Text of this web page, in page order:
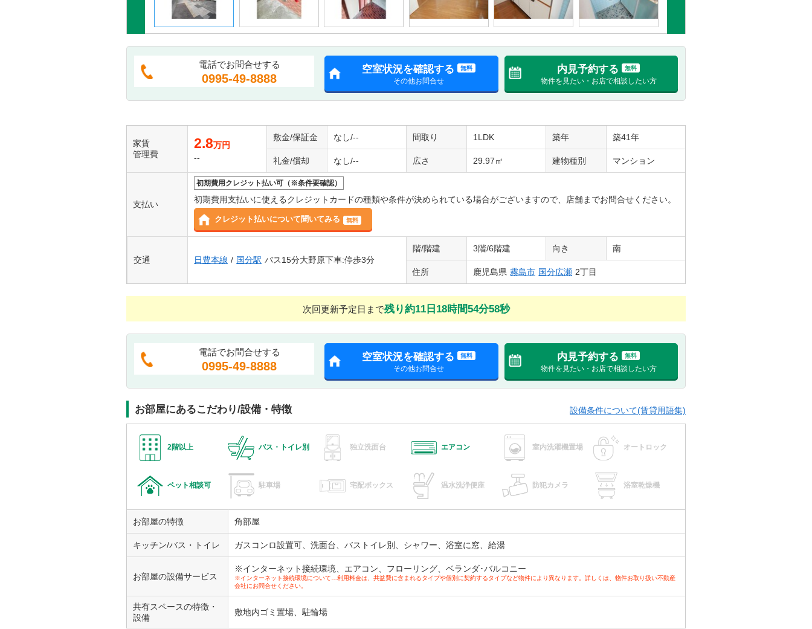
電話でお問合せする
0995-49-8888
空室状況を確認する 無料
その他お問合せ
内見予約する 無料
物件を見たい・お店で相談したい方
家賃
管理費
2.8万円
--
敷金/保証金 なし/-- 間取り 1LDK 築年 築41年
礼金/償却 なし/-- 広さ 29.97㎡ 建物種別 マンション
支払い
初期費用クレジット払い可（※条件要確認）
初期費用支払いに使えるクレジットカードの種類や条件が決められている場合がございますので、店舗までお問合せください。
クレジット払いについて聞いてみる 無料
交通 日豊本線 / 国分駅 バス15分大野原下車:停歩3分
階/階建 3階/6階建 向き 南
住所 鹿児島県 霧島市 国分広瀬 2丁目
次回更新予定日まで残り約11日18時間54分57秒
電話でお問合せする
0995-49-8888
空室状況を確認する 無料
その他お問合せ
内見予約する 無料
物件を見たい・お店で相談したい方
お部屋にあるこだわり/設備・特徴 設備条件について(賃貸用語集)
2階以上 バス・トイレ別 独立洗面台 エアコン 室内洗濯機置場 オートロック
ペット相談可 駐車場 宅配ボックス 温水洗浄便座 防犯カメラ 浴室乾燥機
お部屋の特徴 角部屋
キッチン/バス・トイレ ガスコンロ設置可、洗面台、バストイレ別、シャワー、浴室に窓、給湯
お部屋の設備サービス
※インターネット接続環境、エアコン、フローリング、ベランダ･バルコニー
※インターネット接続環境について…利用料金は、共益費に含まれるタイプや個別に契約するタイプなど物件により異なります。詳しくは、物件お取り扱い不動産
会社にお問合せください。
共有スペースの特徴・
設備
敷地内ゴミ置場、駐輪場